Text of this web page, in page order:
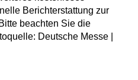
Berichterstattung zur
beachten Sie die
Deutsche Messe |